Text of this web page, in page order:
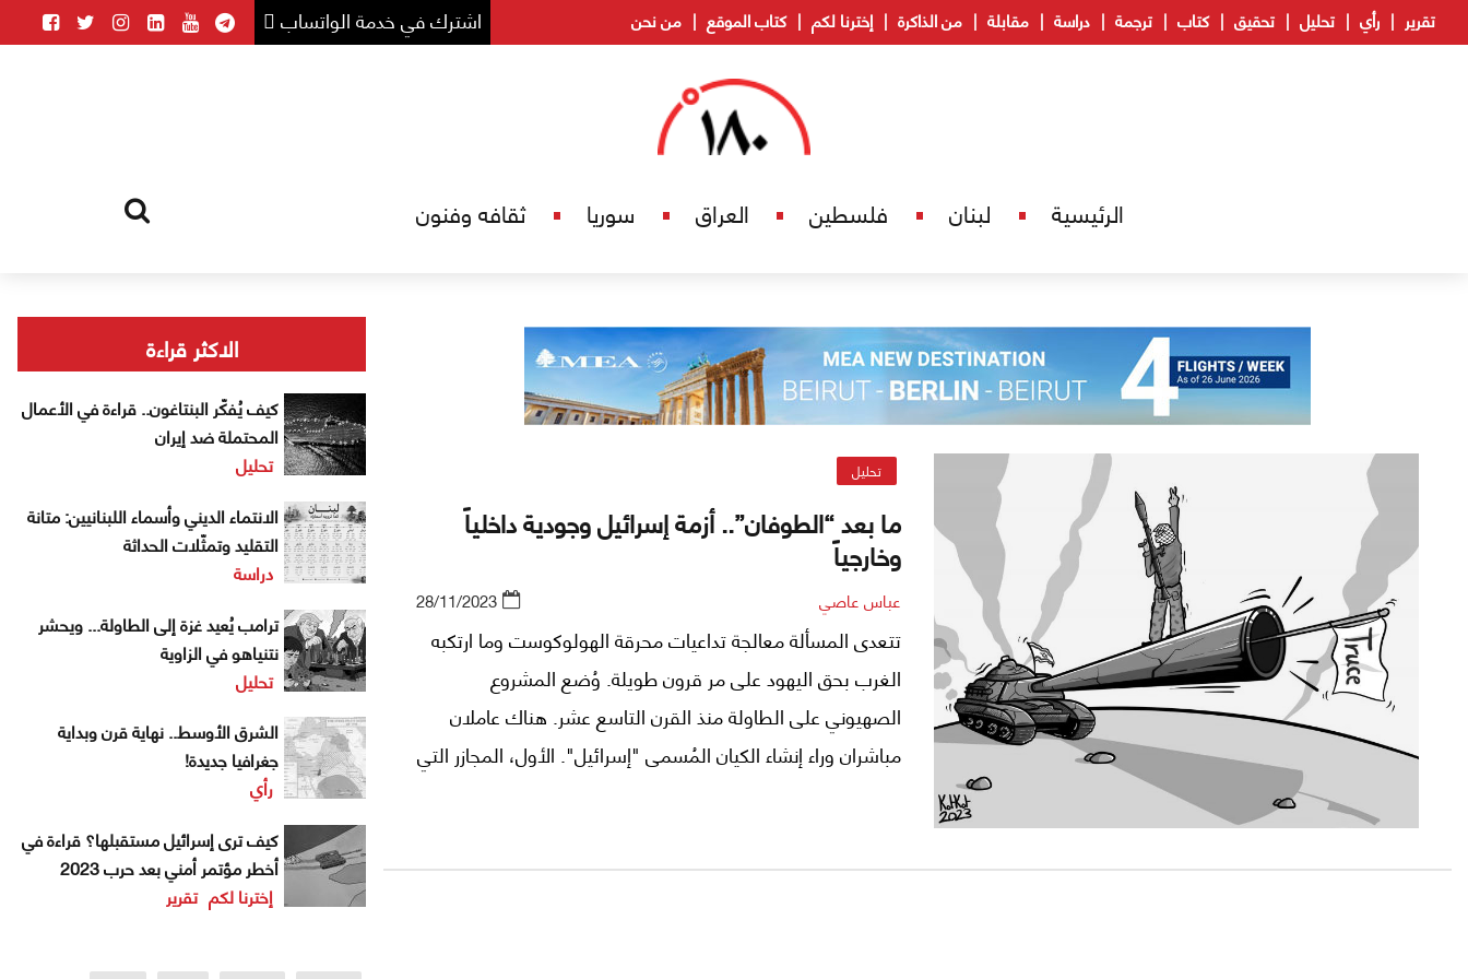
اشترك في خدمة الواتساب تقرير رأي تحليل تحقيق كتاب ترجمة دراسة مقابلة من الذاكرة إخترنا لكم كتاب الموقع من نحن
الرئيسية لبنان فلسطين العراق سوريا ثقافه وفنون
تحليل
ما بعد “الطوفان”.. أزمة إسرائيل وجودية داخلياً
وخارجياً
عباس عاصي 28/11/2023
تتعدى المسألة معالجة تداعيات محرقة الهولوكوست وما ارتكبه
الغرب بحق اليهود على مر قرون طويلة. وُضع المشروع
الصهيوني على الطاولة منذ القرن التاسع عشر. هناك عاملان
مباشران وراء إنشاء الكيان المُسمى "إسرائيل". الأول، المجازر التي
"إسرائيل".
الاكثر قراءة
كيف يُفكّر البنتاغون.. قراءة في الأعمال
المحتملة ضد إيران
تحليل
الانتماء الديني وأسماء اللبنانيين: متانة
التقليد وتمثّلات الحداثة
دراسة
ترامب يُعيد غزة إلى الطاولة... ويحشر
نتنياهو في الزاوية
تحليل
الشرق الأوسط.. نهاية قرن وبداية
جغرافيا جديدة!
رأي
كيف ترى إسرائيل مستقبلها؟ قراءة في
أخطر مؤتمر أمني بعد حرب 2023
إخترنا لكم تقرير